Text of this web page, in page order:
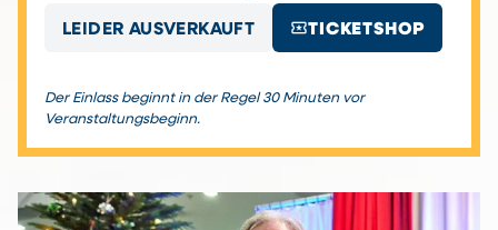
LEIDER AUSVERKAUFT local_activityTICKETSHOP
Der Einlass beginnt in der Regel 30 Minuten vor
Veranstaltungsbeginn.